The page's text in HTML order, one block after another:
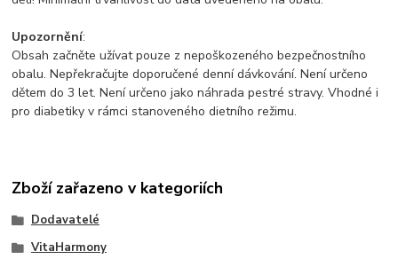
Upozornění:
Obsah začněte užívat pouze z nepoškozeného bezpečnostního
obalu. Nepřekračujte doporučené denní dávkování. Není určeno
dětem do 3 let. Není určeno jako náhrada pestré stravy. Vhodné i
pro diabetiky v rámci stanoveného dietního režimu.
Zboží zařazeno v kategoriích
Dodavatelé
VitaHarmony